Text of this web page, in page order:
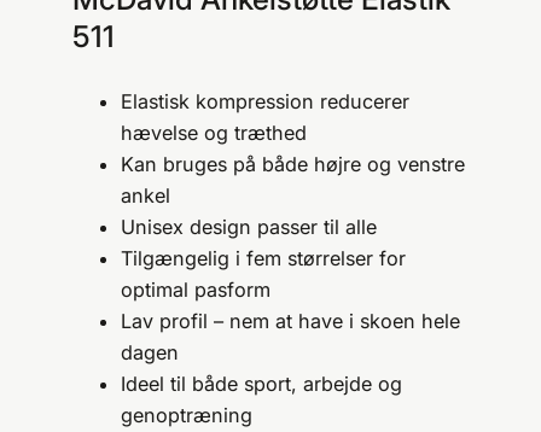
511
Elastisk kompression reducerer
hævelse og træthed
Kan bruges på både højre og venstre
ankel
Unisex design passer til alle
Tilgængelig i fem størrelser for
optimal pasform
Lav profil – nem at have i skoen hele
dagen
Ideel til både sport, arbejde og
genoptræning